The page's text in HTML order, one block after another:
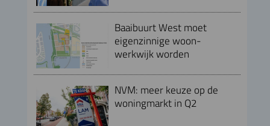
Baaibuurt West moet
eigenzinnige woon-
werkwijk worden
NVM: meer keuze op de
woningmarkt in Q2